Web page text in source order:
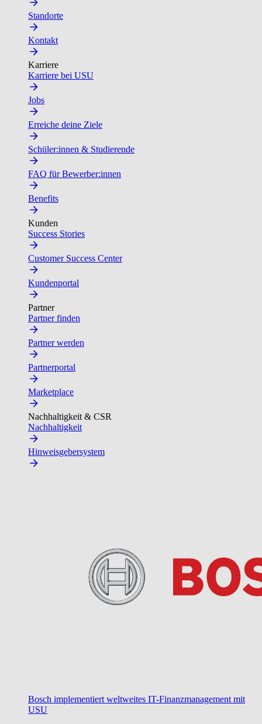
Standorte
Kontakt
Karriere
Karriere bei USU
Jobs
Erreiche deine Ziele
Schüler:innen & Studierende
FAQ für Bewerber:innen
Benefits
Kunden
Success Stories
Customer Success Center
Kundenportal
Partner
Partner finden
Partner werden
Partnerportal
Marketplace
Nachhaltigkeit & CSR
Nachhaltigkeit
Hinweisgebersystem
Bosch implementiert weltweites IT-Finanzmanagement mit
USU